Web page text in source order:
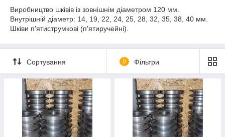
Виробництво шківів із зовнішнім діаметром 120 мм.
Внутрішній діаметр: 14, 19, 22, 24, 25, 28, 32, 35, 38, 40 мм.
Шківи п'ятиструмкові (п'ятиручейні).
Сортування 0 Фільтри